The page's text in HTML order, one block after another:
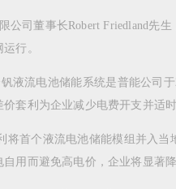
司董事长Robert Friedland先生
行。
流电池储能系统是普能公司于
套利为企业减少电费开支并适
首个液流电池储能模组并入当
用而避免高电价，企业将显著降